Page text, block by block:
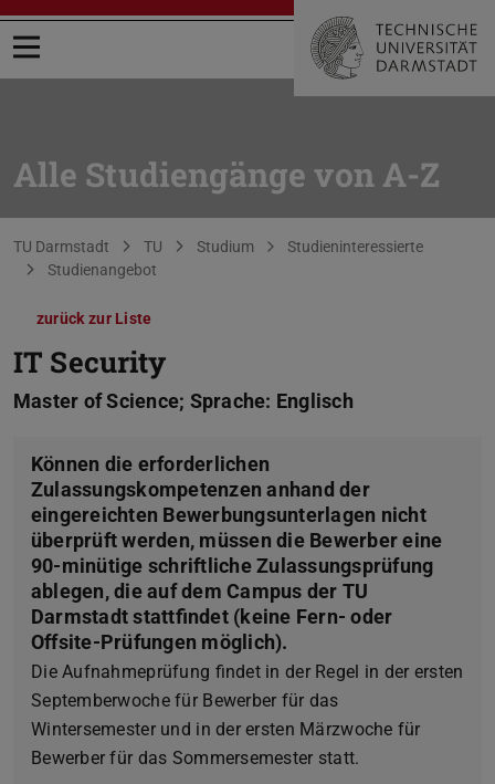
Menü öffnen
Alle Studiengänge von A-Z
Sie befinden sich hier:
TU Darmstadt TU Studium
Studieninteressierte
Studienangebot
zurück zur Liste
IT Security
Master of Science; Sprache: Englisch
Können die erforderlichen
Zulassungskompetenzen anhand der
eingereichten Bewerbungsunterlagen nicht
überprüft werden, müssen die Bewerber eine
90-minütige schriftliche Zulassungsprüfung
ablegen, die auf dem Campus der TU
Darmstadt stattfindet (keine Fern- oder
Offsite-Prüfungen möglich).
Die Aufnahmeprüfung findet in der Regel in der ersten
Septemberwoche für Bewerber für das
Wintersemester und in der ersten Märzwoche für
Bewerber für das Sommersemester statt.